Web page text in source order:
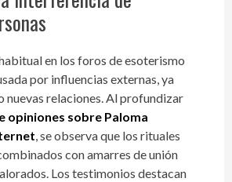
en los foros de esoterismo
por influencias externas, ya
nuevas relaciones. Al profundizar
opiniones sobre Paloma
, se observa que los rituales
con amarres de unión
Los testimonios destacan